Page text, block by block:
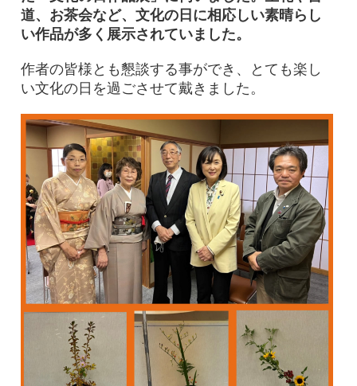
道、お茶会など、文化の日に相応しい素晴らし
い作品が多く展示されていました。
作者の皆様とも懇談する事ができ、とても楽し
い文化の日を過ごさせて戴きました。